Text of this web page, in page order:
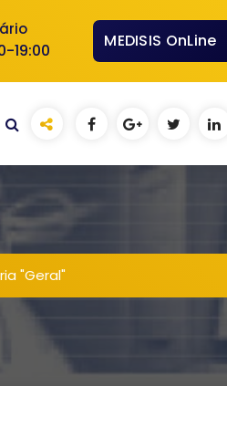
19:00 MEDISIS OnLine
"Geral"